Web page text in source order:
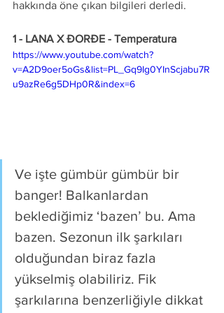
hakkında öne çıkan bilgileri derledi.
1 - LANA X ĐORĐE - Temperatura
https://www.youtube.com/watch?
v=A2D9oer5oGs&list=PL_Gq9Ig0YInScjabu7R
u9azRe6g5DHp0R&index=6
Ve işte gümbür gümbür bir
banger! Balkanlardan
beklediğimiz ‘bazen’ bu. Ama
bazen. Sezonun ilk şarkıları
olduğundan biraz fazla
yükselmiş olabiliriz. Fik
şarkılarına benzerliğiyle dikkat